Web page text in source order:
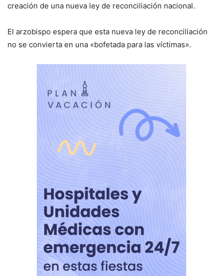
creación de una nueva ley de reconciliación nacional.
El arzobispo espera que esta nueva ley de reconciliación
no se convierta en una «bofetada para las víctimas».